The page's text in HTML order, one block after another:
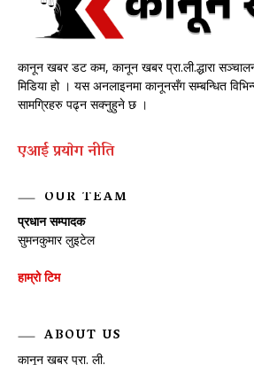
कानून खबर डट कम, कानून खबर प्रा.ली.द्धारा
मिडिया हो । यस अनलाइनमा कानूनसँग सम्बन्धित
सामग्रिहरु पढ्न सक्नुहुने छ ।
एआई प्रयाेग नीति
OUR TEAM
प्रधान सम्पादक
सुमनकुमार लुइटेल
हाम्रो टिम
ABOUT US
कानून खबर प्रा. ली.